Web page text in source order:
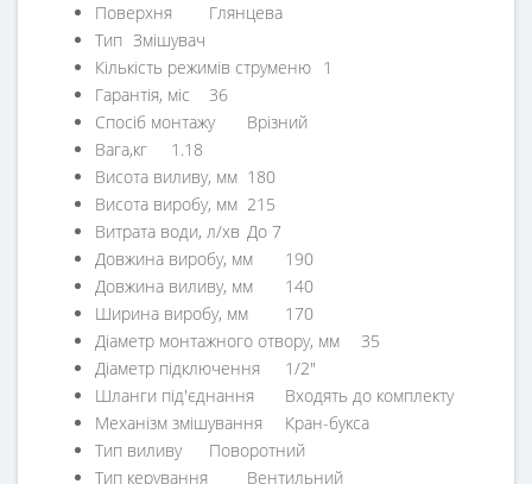
Поверхня
Глянцева
Тип Змішувач
Кількість режимів струменю 1
Гарантія, міс
36
Спосіб монтажу
Врізний
Вага,кг
1.18
Висота виливу, мм 180
Висота виробу, мм 215
Витрата води, л/хв До 7
Довжина виробу, мм
190
Довжина виливу, мм
140
Ширина виробу, мм
170
Діаметр монтажного отвору, мм
35
Діаметр підключення
1/2"
Шланги під'єднання
Входять до комплекту
Механізм змішування
Кран-букса
Тип виливу
Поворотний
Тип керування
Вентильний